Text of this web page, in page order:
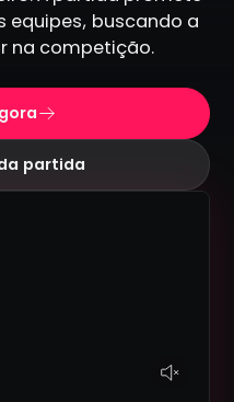
equipes, buscando a
na competição.
partida